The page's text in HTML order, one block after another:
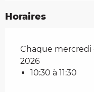
Horaires
Chaque mercredi
2026
10:30 à 11:30